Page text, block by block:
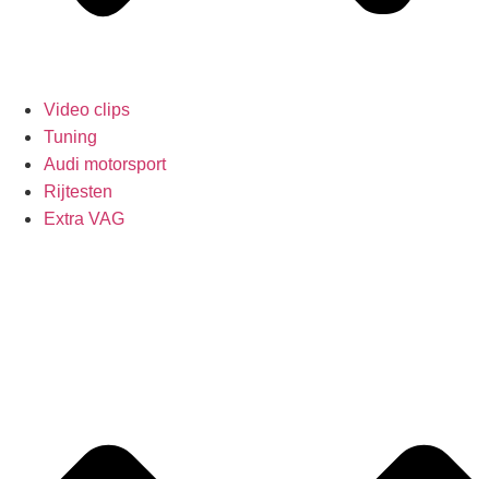
Video clips
Tuning
Audi motorsport
Rijtesten
Extra VAG